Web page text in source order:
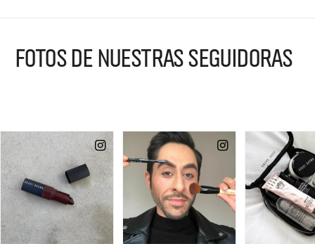
FOTOS DE NUESTRAS SEGUIDORAS